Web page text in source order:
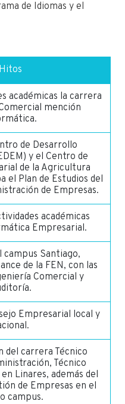
de Idiomas y el
Hitos
académicas la carrera
mención
de Desarrollo
y el Centro de
de la Agricultura
el Plan de Estudios del
de Empresas.
académicas
Empresarial.
campus Santiago,
de la FEN, con las
Comercial y
Empresarial local y
del carrera Técnico
Técnico
Linares, además del
de Empresas en el
campus.